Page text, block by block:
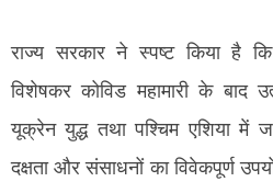
राज्य सरकार ने स्पष्ट किया है कि
विशेषकर कोविड महामारी के बाद
यूक्रेन युद्ध तथा पश्चिम एशिया में
दक्षता और संसाधनों का विवेकपूर्ण